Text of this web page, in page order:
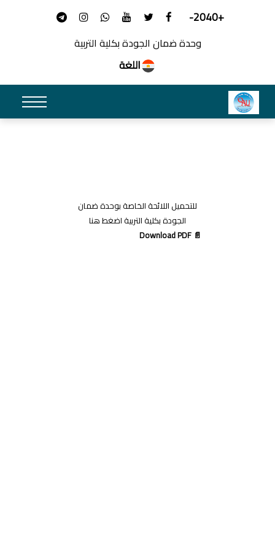
+2040-
وحدة ضمان الجودة بكلية التربية
اللغة
للتحميل اللائحة الخاصة بوحدة ضمان
الجودة بكلية التربية اضغط هنا
📄 Download PDF